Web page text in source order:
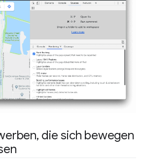
, die sich bewegen